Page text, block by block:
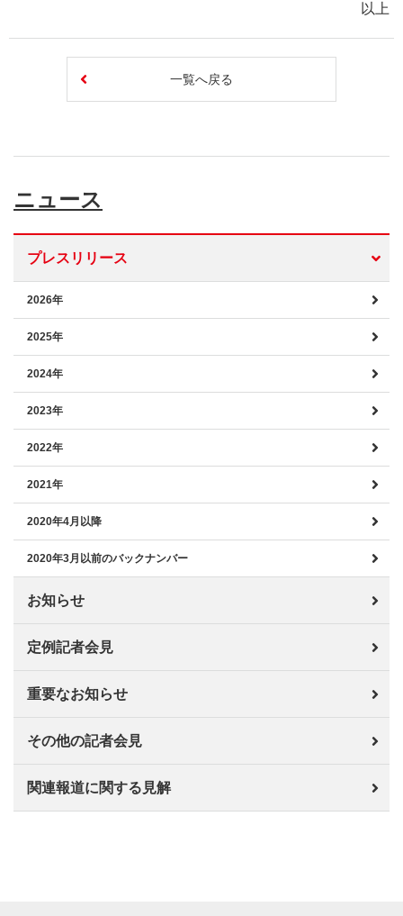
以上
一覧へ戻る
ニュース
プレスリリース
2026年
2025年
2024年
2023年
2022年
2021年
2020年4月以降
2020年3月以前のバックナンバー
お知らせ
定例記者会見
重要なお知らせ
その他の記者会見
関連報道に関する見解